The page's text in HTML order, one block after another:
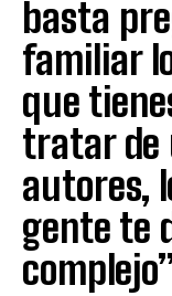
basta
familiar
que
tratar de
autores,
gente te